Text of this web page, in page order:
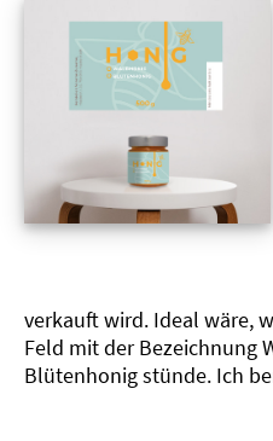
verkauft wird. Ideal wäre,
Feld mit der Bezeichnung
Blütenhonig stünde. Ich